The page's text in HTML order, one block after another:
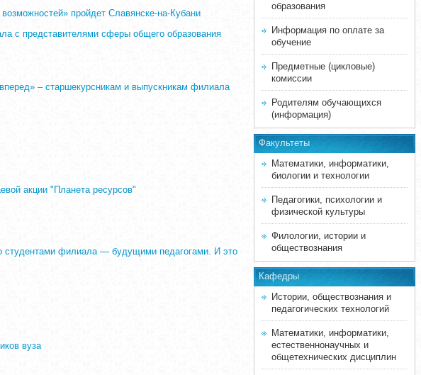
пройдет Славянске-на-Кубани
с представителями сферы общего образования
– старшекурсникам и выпускникам филиала
акции "Планета ресурсов"
студентами филиала — будущими педагогами. И это
вуза
образования
Информация по оплате за
обучение
Предметные (цикловые)
комиссии
Родителям обучающихся
(информация)
Факультеты
Математики, информатики,
биологии и технологии
Педагогики, психологии и
физической культуры
Филологии, истории и
обществознания
Кафедры
Истории, обществознания и
педагогических технологий
Математики, информатики,
естественнонаучных и
общетехнических дисциплин